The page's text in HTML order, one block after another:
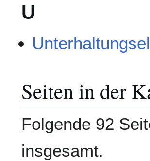
U
Seiten in der
Folgende 92
insgesamt.